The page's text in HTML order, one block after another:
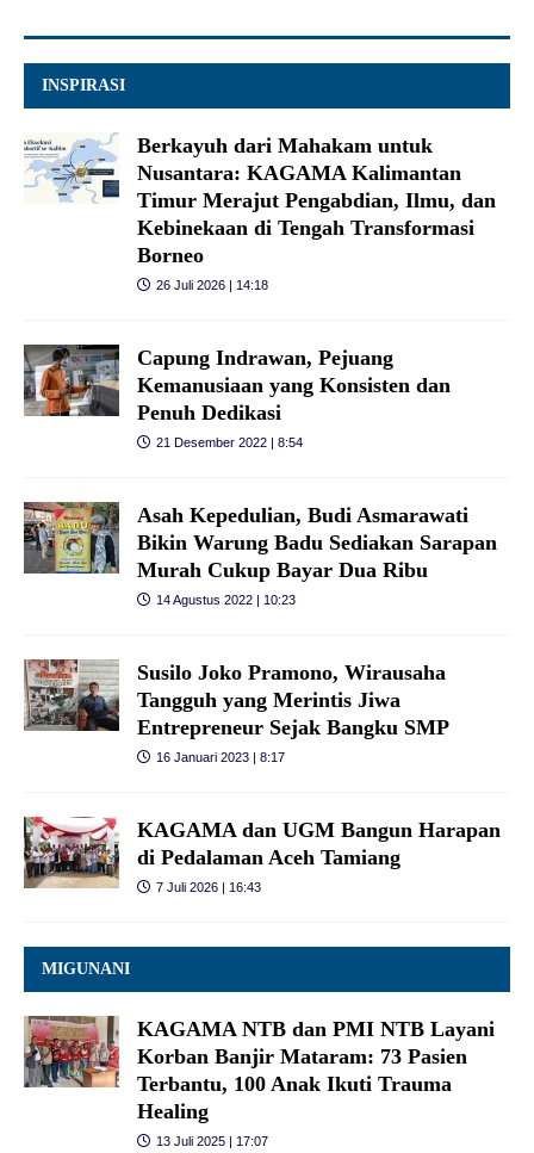
INSPIRASI
Berkayuh dari Mahakam untuk
Nusantara: KAGAMA Kalimantan
Timur Merajut Pengabdian, Ilmu, dan
Kebinekaan di Tengah Transformasi
Borneo
26 Juli 2026 | 14:18
Capung Indrawan, Pejuang
Kemanusiaan yang Konsisten dan
Penuh Dedikasi
21 Desember 2022 | 8:54
Asah Kepedulian, Budi Asmarawati
Bikin Warung Badu Sediakan Sarapan
Murah Cukup Bayar Dua Ribu
14 Agustus 2022 | 10:23
Susilo Joko Pramono, Wirausaha
Tangguh yang Merintis Jiwa
Entrepreneur Sejak Bangku SMP
16 Januari 2023 | 8:17
KAGAMA dan UGM Bangun Harapan
di Pedalaman Aceh Tamiang
7 Juli 2026 | 16:43
MIGUNANI
KAGAMA NTB dan PMI NTB Layani
Korban Banjir Mataram: 73 Pasien
Terbantu, 100 Anak Ikuti Trauma
Healing
13 Juli 2025 | 17:07